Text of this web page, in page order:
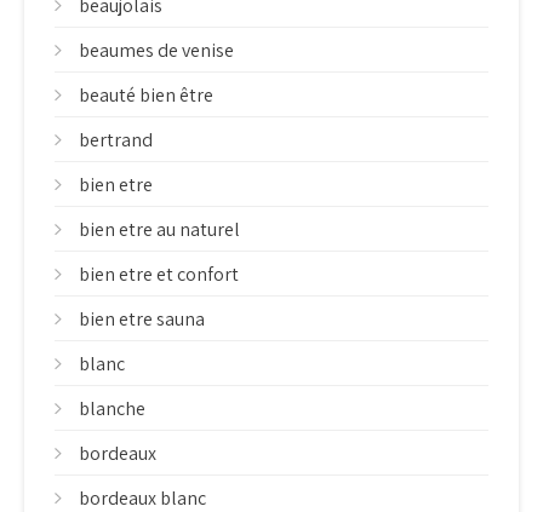
beaujolais
beaumes de venise
beauté bien être
bertrand
bien etre
bien etre au naturel
bien etre et confort
bien etre sauna
blanc
blanche
bordeaux
bordeaux blanc